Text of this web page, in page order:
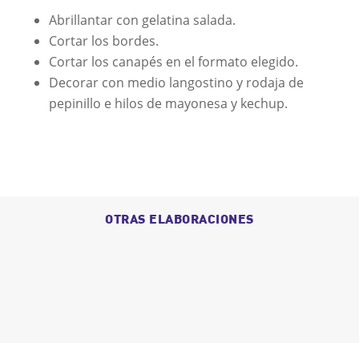
Abrillantar con gelatina salada.
Cortar los bordes.
Cortar los canapés en el formato elegido.
Decorar con medio langostino y rodaja de
pepinillo e hilos de mayonesa y kechup.
OTRAS ELABORACIONES